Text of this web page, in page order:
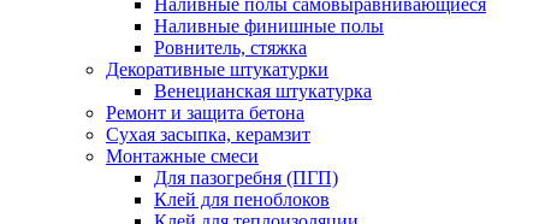
Наливные полы самовыравнивающиеся
Наливные финишные полы
Ровнитель, стяжка
Декоративные штукатурки
Венецианская штукатурка
Ремонт и защита бетона
Сухая засыпка, керамзит
Монтажные смеси
Для пазогребня (ПГП)
Клей для пеноблоков